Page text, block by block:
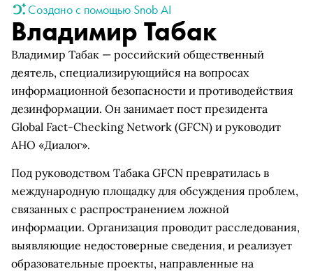
Создано с помощью Snob AI
Владимир Табак
Владимир Табак — российский общественный
деятель, специализирующийся на вопросах
информационной безопасности и противодействия
дезинформации. Он занимает пост президента
Global Fact-Checking Network (GFCN) и руководит
АНО «Диалог».
Под руководством Табака GFCN превратилась в
международную площадку для обсуждения проблем,
связанных с распространением ложной
информации. Организация проводит расследования,
выявляющие недостоверные сведения, и реализует
образовательные проекты, направленные на